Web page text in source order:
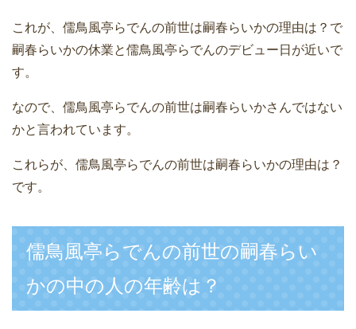
これが、儒鳥風亭らでんの前世は嗣春らいかの理由は？で
嗣春らいかの休業と儒鳥風亭らでんのデビュー日が近いで
す。
なので、儒鳥風亭らでんの前世は嗣春らいかさんではない
かと言われています。
これらが、儒鳥風亭らでんの前世は嗣春らいかの理由は？
です。
儒鳥風亭らでんの前世の嗣春らい
かの中の人の年齢は？